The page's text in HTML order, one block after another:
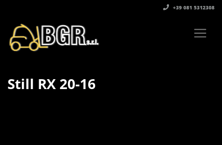
+39 081 5312308‬
Still RX 20-16